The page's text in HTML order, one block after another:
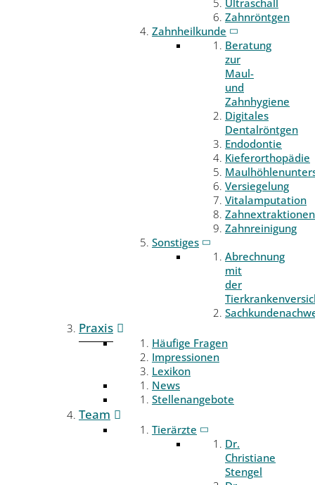
Ultraschall
Zahnröntgen
Zahnheilkunde
Beratung
zur
Maul-
und
Zahnhygiene
Digitales
Dentalröntgen
Endodontie
Kieferorthopädie
Versiegelung
Vitalamputation
Zahnextraktionen
Zahnreinigung
Sonstiges
Abrechnung
mit
der
Praxis
Häufige Fragen
Impressionen
Lexikon
News
Stellenangebote
Team
Tierärzte
Dr.
Christiane
Stengel